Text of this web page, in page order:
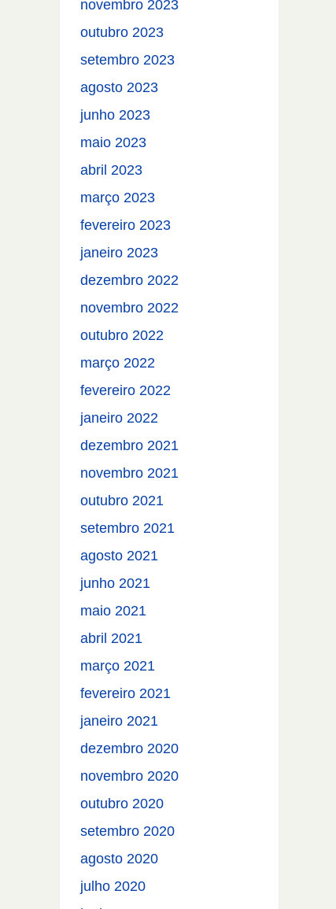
novembro 2023
outubro 2023
setembro 2023
agosto 2023
junho 2023
maio 2023
abril 2023
março 2023
fevereiro 2023
janeiro 2023
dezembro 2022
novembro 2022
outubro 2022
março 2022
fevereiro 2022
janeiro 2022
dezembro 2021
novembro 2021
outubro 2021
setembro 2021
agosto 2021
junho 2021
maio 2021
abril 2021
março 2021
fevereiro 2021
janeiro 2021
dezembro 2020
novembro 2020
outubro 2020
setembro 2020
agosto 2020
julho 2020